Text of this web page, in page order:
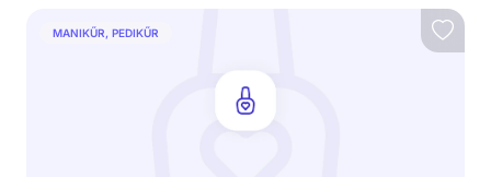
MANIKŰR, PEDIKŰR